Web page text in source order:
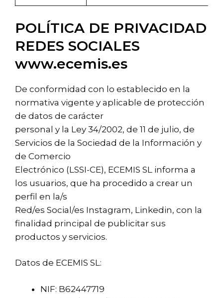
POLÍTICA DE PRIVACIDAD
REDES SOCIALES
www.ecemis.es
De conformidad con lo establecido en la
normativa vigente y aplicable de protección
de datos de carácter
personal y la Ley 34/2002, de 11 de julio, de
Servicios de la Sociedad de la Información y
de Comercio
Electrónico (LSSI-CE), ECEMIS SL informa a
los usuarios, que ha procedido a crear un
perfil en la/s
Red/es Social/es Instagram, Linkedin, con la
finalidad principal de publicitar sus
productos y servicios.
Datos de ECEMIS SL:
NIF: B62447719